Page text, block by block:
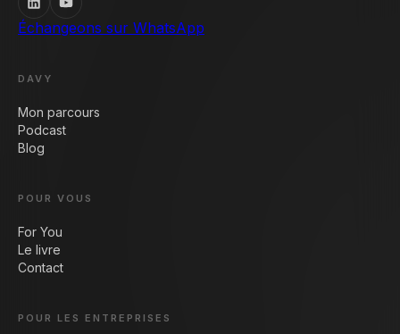
Échangeons sur WhatsApp
DAVY
Mon parcours
Podcast
Blog
POUR VOUS
For You
Le livre
Contact
POUR LES ENTREPRISES